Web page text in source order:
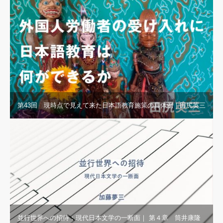
第43回 現時点で見えて来た日本語教育施策の具体例｜田尻英三
並行世界への招待：現代日本文学の一断面｜ 第４章 筒井康隆